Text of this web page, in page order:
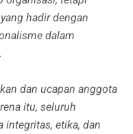
hadir dengan
dalam
dan ucapan anggota
itu, seluruh
etika, dan